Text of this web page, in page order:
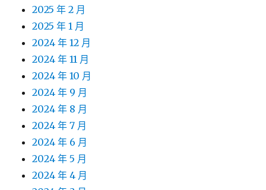
2025 年 2 月
2025 年 1 月
2024 年 12 月
2024 年 11 月
2024 年 10 月
2024 年 9 月
2024 年 8 月
2024 年 7 月
2024 年 6 月
2024 年 5 月
2024 年 4 月